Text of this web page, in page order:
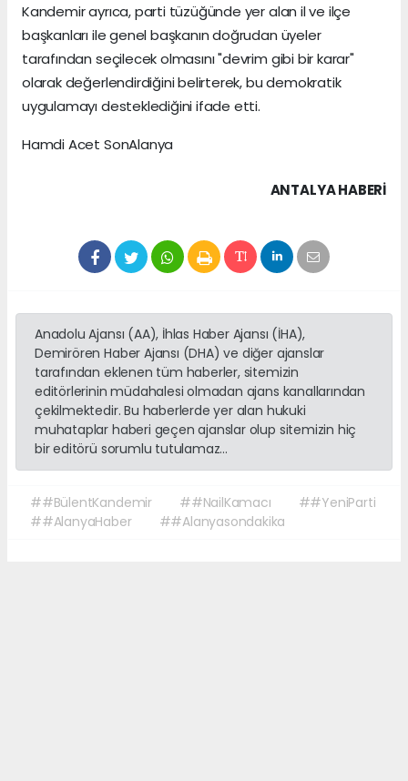
Kandemir ayrıca, parti tüzüğünde yer alan il ve ilçe
başkanları ile genel başkanın doğrudan üyeler
tarafından seçilecek olmasını "devrim gibi bir karar"
olarak değerlendirdiğini belirterek, bu demokratik
uygulamayı desteklediğini ifade etti.
Hamdi Acet SonAlanya
ANTALYA HABERİ
Anadolu Ajansı (AA), İhlas Haber Ajansı (İHA),
Demirören Haber Ajansı (DHA) ve diğer ajanslar
tarafından eklenen tüm haberler, sitemizin
editörlerinin müdahalesi olmadan ajans kanallarından
çekilmektedir. Bu haberlerde yer alan hukuki
muhataplar haberi geçen ajanslar olup sitemizin hiç
bir editörü sorumlu tutulamaz...
##BülentKandemir ##NailKamacı
##YeniParti
##AlanyaHaber
##Alanyasondakika